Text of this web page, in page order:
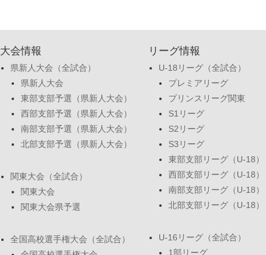
大会情報
県新人大会（全試合）
県新人大会
東部支部予選（県新人大会）
西部支部予選（県新人大会）
南部支部予選（県新人大会）
北部支部予選（県新人大会）
関東大会（全試合）
関東大会
関東大会県予選
全国高校選手権大会（全試合）
リーグ情報
U-18リーグ（全試合）
プレミアリーグ
プリンスリーグ関東
S1リーグ
S2リーグ
S3リーグ
東部支部リーグ（U-18）
西部支部リーグ（U-18）
南部支部リーグ（U-18）
北部支部リーグ（U-18）
U-16リーグ（全試合）
1部リーグ